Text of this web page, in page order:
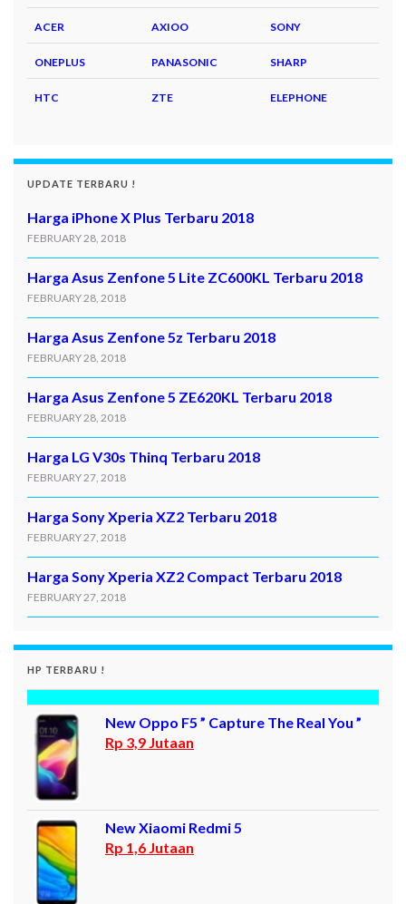
ACER AXIOO SONY
ONEPLUS PANASONIC SHARP
HTC ZTE ELEPHONE
UPDATE TERBARU !
Harga iPhone X Plus Terbaru 2018
FEBRUARY 28, 2018
Harga Asus Zenfone 5 Lite ZC600KL Terbaru 2018
FEBRUARY 28, 2018
Harga Asus Zenfone 5z Terbaru 2018
FEBRUARY 28, 2018
Harga Asus Zenfone 5 ZE620KL Terbaru 2018
FEBRUARY 28, 2018
Harga LG V30s Thinq Terbaru 2018
FEBRUARY 27, 2018
Harga Sony Xperia XZ2 Terbaru 2018
FEBRUARY 27, 2018
Harga Sony Xperia XZ2 Compact Terbaru 2018
FEBRUARY 27, 2018
HP TERBARU !
New Oppo F5 ” Capture The Real You ”
Rp 3,9 Jutaan
New Xiaomi Redmi 5
Rp 1,6 Jutaan